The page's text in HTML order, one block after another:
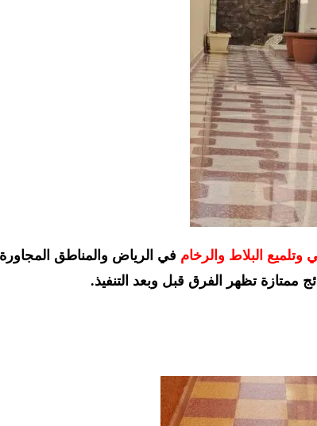
وتلميع البلاط والرخام في الرياض والمناطق
تظهر الفرق قبل وبعد التنفيذ.